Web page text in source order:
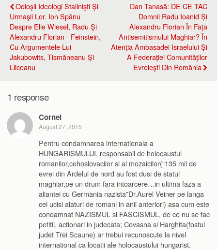
Odioşii Ideologi Stalinişti Şi
Urmaşii Lor. Ion Spânu
Despre Elie Wiesel, Radu Şi
Alexandru Florian - Feinstein,
Cu Argumentele Lui
Jakubowits, Tismăneanu Şi
Liiceanu
Dan Tanasă: DE CE TAC
Domnii Radu Ioanid Și
Alexandru Florian În Fața
Antisemitismului Maghiar? În
Atenţia Ambasadei Israelului Şi
A Federaţiei Comunităţilor
Evreieşti Din România
1 response
Cornel
August 27, 2015
Pentru condamnarea internationala a
HUNGARISMULUI, responsabil de holocaustul
romanilor,cehoslovacilor si al mozaicilor(“135 mii de
evrei din Ardelul de nord au fost dusi de statul
maghiar,pe un drum fara intoarcere…in ultima faza a
aliantei cu Germania nazista”Dr.Aurel Veiner pe langa
cei ucisi alaturi de romani in anii anteriori) asa cum este
condamnat NAZISMUL si FASCISMUL, de ce nu se fac
petitii, actionari in judecata; Covasna si Harghita(fostul
judet Trei Scaune) ar trebui recunoscute la nivel
international ca locatii ale holocaustului hungarist.